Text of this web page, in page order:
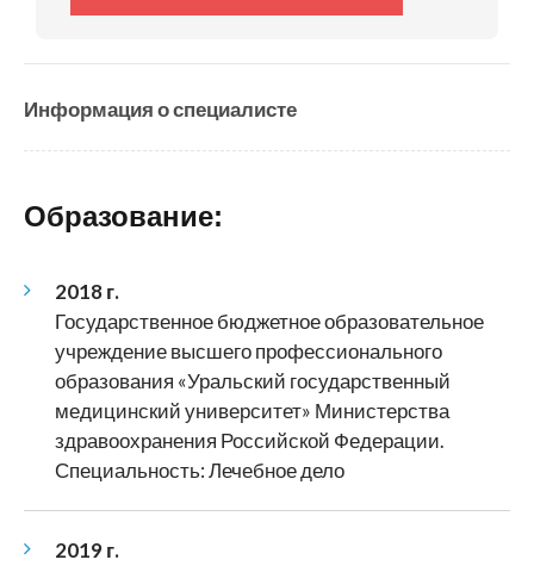
Информация о специалисте
Образование:
2018 г.
Государственное бюджетное образовательное
учреждение высшего профессионального
образования «Уральский государственный
медицинский университет» Министерства
здравоохранения Российской Федерации.
Специальность: Лечебное дело
2019 г.